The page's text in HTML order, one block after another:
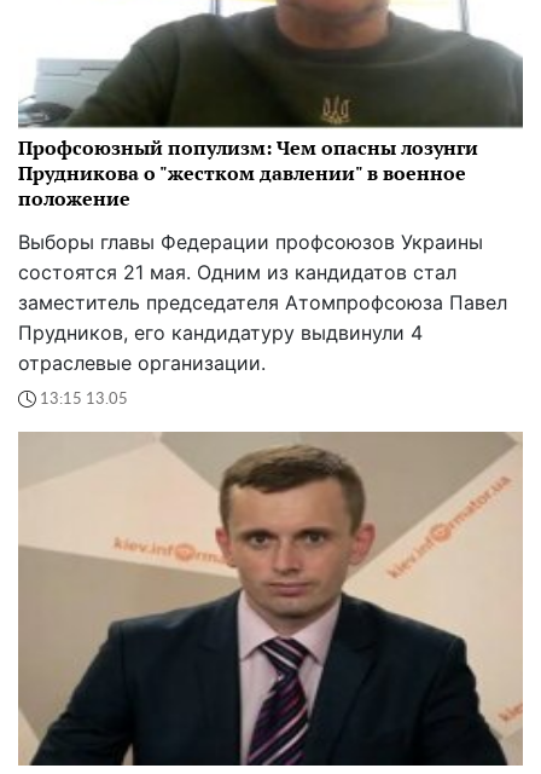
Профсоюзный популизм: Чем опасны лозунги
Прудникова о "жестком давлении" в военное
положение
Выборы главы Федерации профсоюзов Украины
состоятся 21 мая. Одним из кандидатов стал
заместитель председателя Атомпрофсоюза Павел
Прудников, его кандидатуру выдвинули 4
отраслевые организации.
13:15 13.05